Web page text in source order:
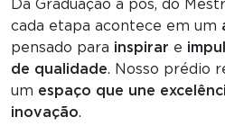
Da Graduação à pós, do
cada etapa acontece em um
pensado para inspirar e
de qualidade. Nosso prédio
um espaço que une
inovação.